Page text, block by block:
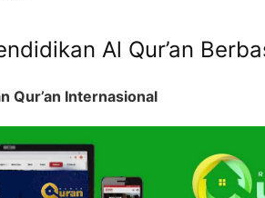
Al Qur’an
Qur’an Internasional